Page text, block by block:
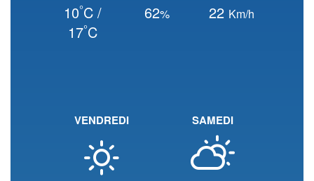
10°C /
17°C
62% 22 Km/h
VENDREDI SAMEDI